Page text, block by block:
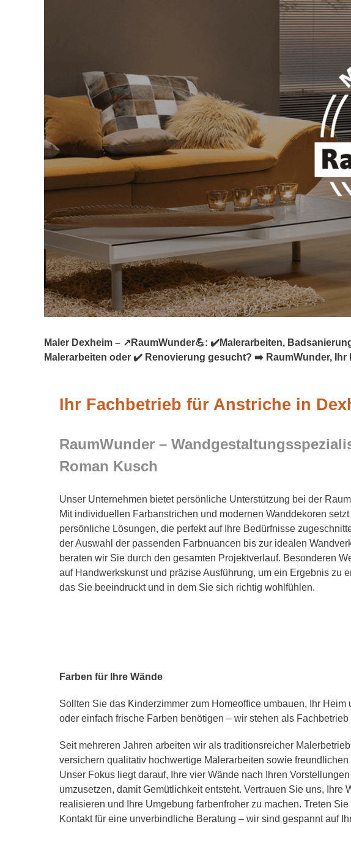
Maler Dexheim – ↗️RaumWunder💪: ✔️Malerarbeiten,
Malerarbeiten oder ✔️ Renovierung gesucht? ➡️ RaumWunder, Ihr
Ihr Fachbetrieb für Anstriche in
RaumWunder –
Roman Kusch
Unser Unternehmen bietet persönliche Unterstützung bei der
Mit individuellen Farbanstrichen und modernen Wanddekoren setzt
persönliche Lösungen, die perfekt auf Ihre Bedürfnisse
der Auswahl der passenden Farbnuancen bis zur idealen
beraten wir Sie durch den gesamten Projektverlauf. Besonderen
auf Handwerkskunst und präzise Ausführung, um ein Ergebnis zu
das Sie beeindruckt und in dem Sie sich richtig wohlfühlen.
Farben für Ihre Wände
Sollten Sie das Kinderzimmer zum Homeoffice umbauen, Ihr Heim
oder einfach frische Farben benötigen – wir stehen als Fachbetrieb
Seit mehreren Jahren arbeiten wir als traditionsreicher
versichern qualitativ hochwertige Malerarbeiten sowie freundlichen
Unser Fokus liegt darauf, Ihre vier Wände nach Ihren Vorstellungen
umzusetzen, damit Gemütlichkeit entsteht. Vertrauen Sie uns, Ihre
realisieren und Ihre Umgebung farbenfroher zu machen. Treten Sie
Kontakt für eine unverbindliche Beratung – wir sind gespannt auf